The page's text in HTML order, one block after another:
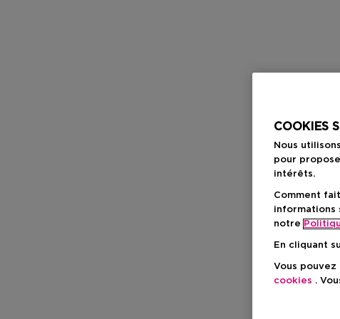
COOKIES
Nous
pour
intérêts.
Comment
informations
notre
En cliquant
Vous
cookies .